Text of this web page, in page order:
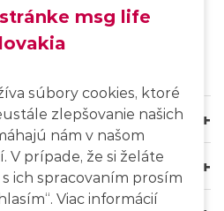
/EN /DE msg life
súbory cookies, ktoré
zlepšovanie našich
nám v našom
V prípade, že si želáte
ich spracovaním prosím
Viac informácií